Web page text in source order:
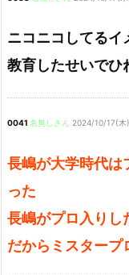
ニコニコしてるイ
教育したせいでひ
0041 名無しさん 2024/10/17(木
長嶋が大学時代は
った
長嶋がプロ入りし
だからミスタープ